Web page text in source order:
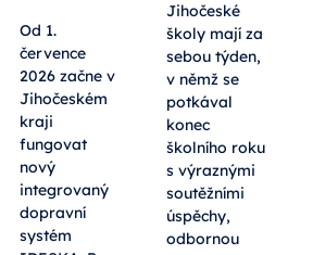
Od 1.
července
2026 začne v
Jihočeském
kraji
fungovat
nový
integrovaný
dopravní
systém
Jihočeské
školy mají za
sebou týden,
v němž se
potkával
konec
školního roku
s výraznými
soutěžními
úspěchy,
odbornou